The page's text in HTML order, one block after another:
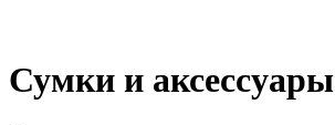
Сумки и аксессуары